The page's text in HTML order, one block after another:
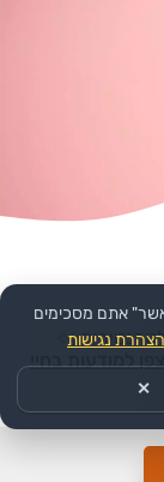
>>
למודעות בחיי
אתם מסכימים
הצהרת נגישות
✕